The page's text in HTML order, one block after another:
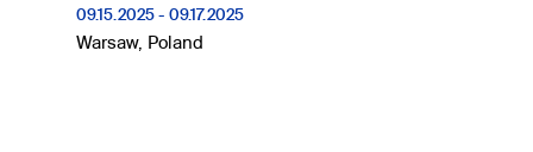
09.15.2025- 09.17.2025
Warsaw, Poland